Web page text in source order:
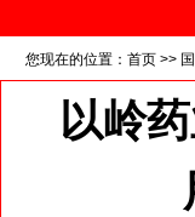
您现在的位置： 首页 >>
以岭